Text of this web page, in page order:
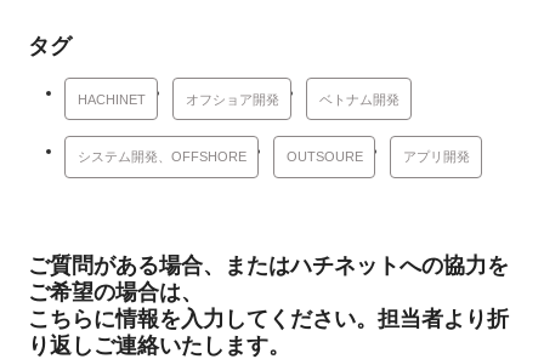
タグ
HACHINET オフショア開発 ベトナム開発
システム開発、OFFSHORE OUTSOURE アプリ開発
ご質問がある場合、またはハチネットへの協力を
ご希望の場合は、
こちらに情報を入力してください。担当者より折
り返しご連絡いたします。